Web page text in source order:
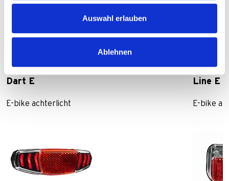
Auswahl erlauben
Ablehnen
Vergelijking van geselecteerde
Dart E
E-bike achterlicht
Line E
E-bike